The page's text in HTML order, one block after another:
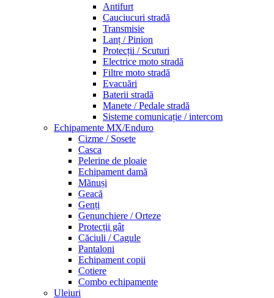
Antifurt
Cauciucuri stradă
Transmisie
Lanț / Pinion
Protecții / Scuturi
Electrice moto stradă
Filtre moto stradă
Evacuări
Baterii stradă
Manete / Pedale stradă
Sisteme comunicație / intercom
Echipamente MX/Enduro
Cizme / Sosete
Casca
Pelerine de ploaie
Echipament damă
Mănuși
Geacă
Genți
Genunchiere / Orteze
Protecții gât
Căciuli / Cagule
Pantaloni
Echipament copii
Cotiere
Combo echipamente
Uleiuri